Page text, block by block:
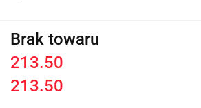
Brak towaru
213.50
213.50